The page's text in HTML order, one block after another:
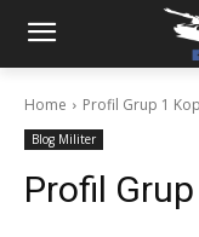
Home Profil Grup 1
Blog Militer
Profil